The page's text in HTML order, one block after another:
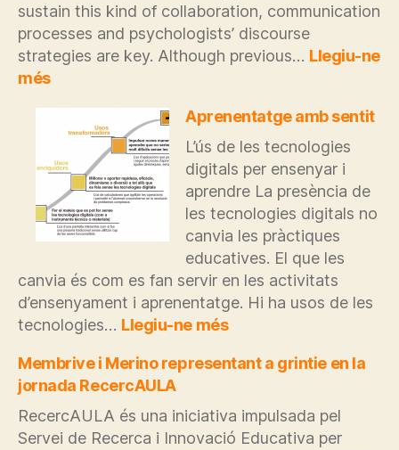
sustain this kind of collaboration, communication
processes and psychologists’ discourse
strategies are key. Although previous… Llegiu-ne
més:
discourse
discourse
strategies:
Interaction
in
processes
Aprenentatge amb sentit
L’ús de les tecnologies
digitals per ensenyar i
aprendre La presència de
les tecnologies digitals no
canvia les pràctiques
educatives. El que les
canvia és com es fan servir en les activitats
d’ensenyament i aprenentatge. Hi ha usos de les
tecnologies… Llegiu-ne més:
amb
Membrive i Merino representant a grintie en la
jornada RecercAULA
RecercAULA és una iniciativa impulsada pel
Servei de Recerca i Innovació Educativa per